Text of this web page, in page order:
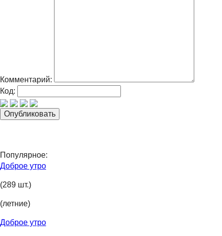
Комментарий:
Код:
Популярное:
Доброе утро
(289 шт.)
(летние)
Доброе утро